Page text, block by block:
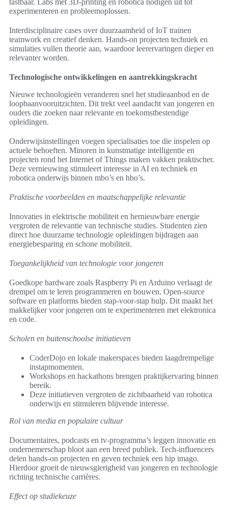
tastbaar. Labs met 3D-printing en robotica nodigen uit tot
experimenteren en probleemoplossen.
Interdisciplinaire cases over duurzaamheid of IoT trainen
teamwork en creatief denken. Hands-on projecten techniek en
simulaties vullen theorie aan, waardoor leerervaringen dieper en
relevanter worden.
Technologische ontwikkelingen en aantrekkingskracht
Nieuwe technologieën veranderen snel het studieaanbod en de
loopbaanvooruitzichten. Dit trekt veel aandacht van jongeren en
ouders die zoeken naar relevante en toekomstbestendige
opleidingen.
Onderwijsinstellingen voegen specialisaties toe die inspelen op
actuele behoeften. Minoren in kunstmatige intelligentie en
projecten rond het Internet of Things maken vakken praktischer.
Deze vernieuwing stimuleert interesse in AI en techniek en
robotica onderwijs binnen mbo’s en hbo’s.
Praktische voorbeelden en maatschappelijke relevantie
Innovaties in elektrische mobiliteit en hernieuwbare energie
vergroten de relevantie van technische studies. Studenten zien
direct hoe duurzame technologie opleidingen bijdragen aan
energiebesparing en schone mobiliteit.
Toegankelijkheid van technologie voor jongeren
Goedkope hardware zoals Raspberry Pi en Arduino verlaagt de
drempel om te leren programmeren en bouwen. Open-source
software en platforms bieden stap-voor-stap hulp. Dit maakt het
makkelijker voor jongeren om te experimenteren met elektronica
en code.
Scholen en buitenschoolse initiatieven
CoderDojo en lokale makerspaces bieden laagdrempelige
instapmomenten.
Workshops en hackathons brengen praktijkervaring binnen
bereik.
Deze initiatieven vergroten de zichtbaarheid van robotica
onderwijs en stimuleren blijvende interesse.
Rol van media en populaire cultuur
Documentaires, podcasts en tv-programma’s leggen innovatie en
ondernemerschap bloot aan een breed publiek. Tech-influencers
delen hands-on projecten en geven techniek een hip imago.
Hierdoor groeit de nieuwsgierigheid van jongeren en technologie
richting technische carrières.
Effect op studiekeuze